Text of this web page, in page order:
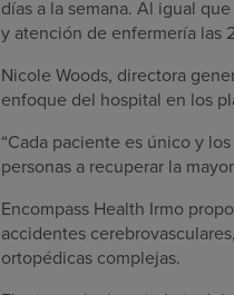
días a la semana. Al igual
y atención de enfermería las
Nicole Woods, directora
enfoque del hospital en los
“Cada paciente es único y
personas a recuperar la
Encompass Health Irmo
accidentes
ortopédicas complejas.